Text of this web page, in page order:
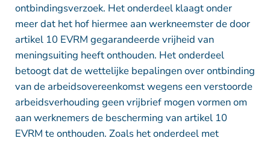
ontbindingsverzoek. Het onderdeel klaagt onder
meer dat het hof hiermee aan werkneemster de door
artikel 10 EVRM gegarandeerde vrijheid van
meningsuiting heeft onthouden. Het onderdeel
betoogt dat de wettelijke bepalingen over ontbinding
van de arbeidsovereenkomst wegens een verstoorde
arbeidsverhouding geen vrijbrief mogen vormen om
aan werknemers de bescherming van artikel 10
EVRM te onthouden. Zoals het onderdeel met